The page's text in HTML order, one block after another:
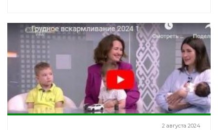
2 августа 2024